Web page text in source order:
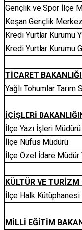
Gençlik ve Spor İlçe
Keşan Gençlik
Kredi Yurtlar Kurumu
Kredi Yurtlar Kurumu
TİCARET
Yağlı Tohumlar
İÇİŞLERİ
İlçe Yazı İşleri Müdürü
İlçe Nüfus Müdürü
İlçe Özel İdare Müdür
KÜLTÜR VE
İlçe Halk Kütüphanesi
MİLLİ EĞİTİM